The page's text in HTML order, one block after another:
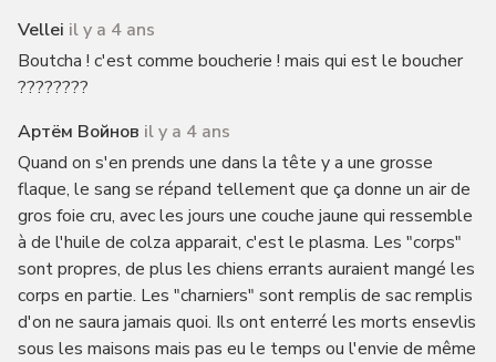
Vellei il y a 4 ans
Boutcha ! c'est comme boucherie ! mais qui est le boucher
????????
Артём Войнов il y a 4 ans
Quand on s'en prends une dans la tête y a une grosse
flaque, le sang se répand tellement que ça donne un air de
gros foie cru, avec les jours une couche jaune qui ressemble
à de l'huile de colza apparait, c'est le plasma. Les "corps"
sont propres, de plus les chiens errants auraient mangé les
corps en partie. Les "charniers" sont remplis de sac remplis
d'on ne saura jamais quoi. Ils ont enterré les morts ensevlis
sous les maisons mais pas eu le temps ou l'envie de même